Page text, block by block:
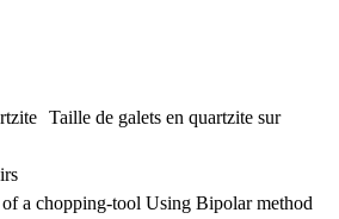
Taille de galets en quartzite sur
a chopping-tool Using Bipolar method